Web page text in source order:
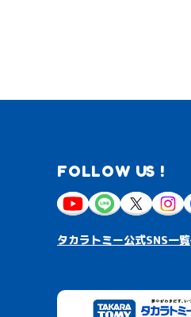
FOLLOW US !
タカラトミー公式SNS一覧